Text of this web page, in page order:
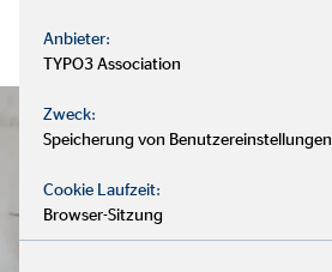
Anbieter:
TYPO3 Association
Zweck:
Speicherung von Benutzereinstellungen
Cookie Laufzeit:
Browser-Sitzung